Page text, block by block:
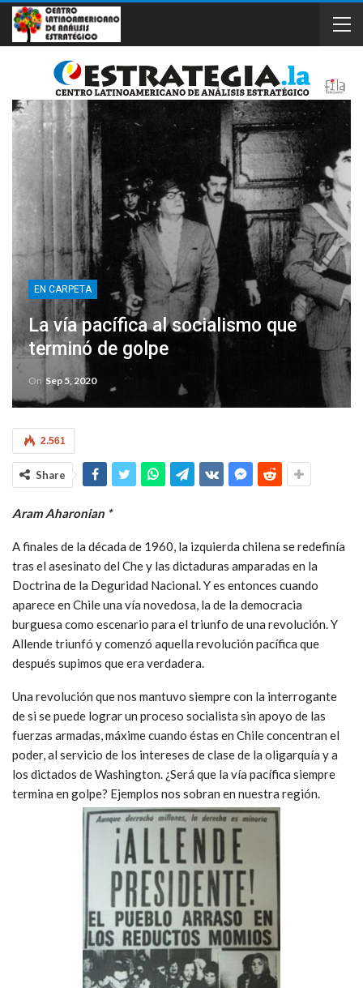
EN CARPETA
La vía pacífica al socialismo que
terminó de golpe
On Sep 5, 2020
2.561
Share
Aram Aharonian *
A finales de la década de 1960, la izquierda chilena se redefinía
tras el asesinato del Che y las dictaduras amparadas en la
Doctrina de la Deguridad Nacional. Y es entonces cuando
aparece en Chile una vía novedosa, la de la democracia
burguesa como escenario para el triunfo de una revolución. Y
Allende triunfó y comenzó aquella revolución pacífica que
después supimos que era verdadera.
Una revolución que nos mantuvo siempre con la interrogante
de si se puede lograr un proceso socialista sin apoyo de las
fuerzas armadas, máxime cuando éstas en Chile concentran el
poder, al servicio de los intereses de clase de la oligarquía y a
los dictados de Washington. ¿Será que la vía pacífica siempre
termina en golpe? Ejemplos nos sobran en nuestra región.